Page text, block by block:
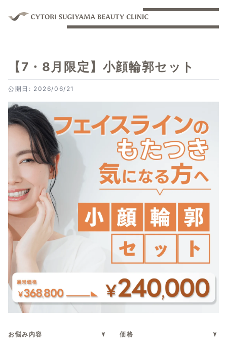
【7・8月限定】小顔輪郭セット
公開日: 2026/06/21
お悩み内容 価格